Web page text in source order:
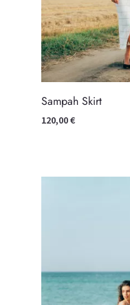
Sampah Skirt
120,00€